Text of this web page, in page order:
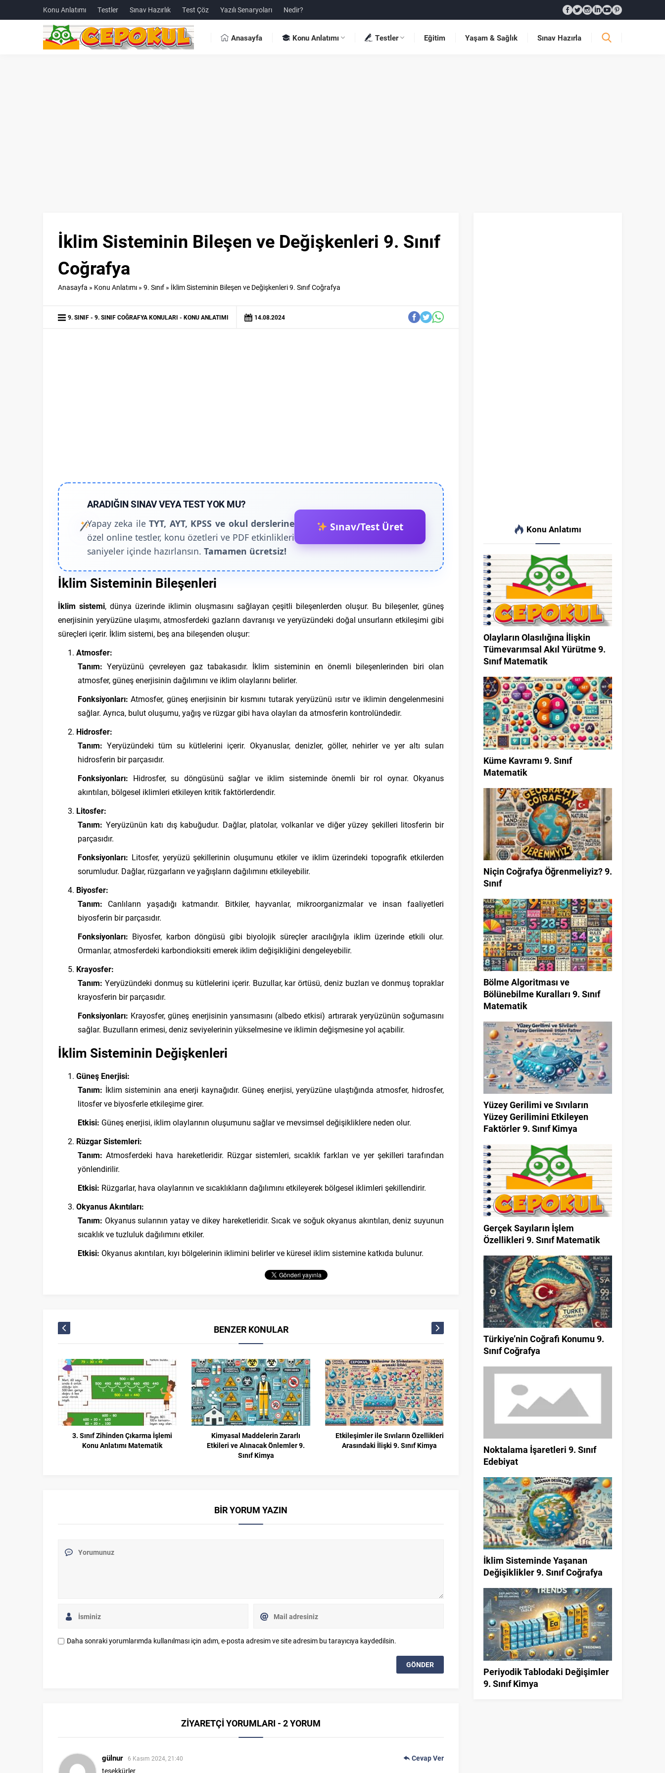
Konu Anlatımı Testler Sınav Hazırlık Test Çöz Yazılı Senaryoları Nedir?
Anasayfa Konu Anlatımı Testler Eğitim Yaşam & Sağlık Sınav Hazırla
İklim Sisteminin Bileşen ve Değişkenleri 9. Sınıf
Coğrafya
Anasayfa » Konu Anlatımı » 9. Sınıf » İklim Sisteminin Bileşen ve Değişkenleri 9. Sınıf Coğrafya
9. SINIF 9. SINIF COĞRAFYA KONULARI KONU ANLATIMI 14.08.2024
ARADIĞIN SINAV VEYA TEST YOK MU?
Yapay zeka ileTYT, AYT, KPSS ve okul derslerine
özel online testler, konu özetleri ve PDF etkinlikleri
saniyeler içinde hazırlansın. Tamamen ücretsiz!
Sınav/Test Üret
İklim Sisteminin Bileşenleri
İklim sistemi, dünya üzerinde iklimin oluşmasını sağlayan çeşitli bileşenlerden oluşur. Bu bileşenler, güneş
enerjisinin yeryüzüne ulaşımı, atmosferdeki gazların davranışı ve yeryüzündeki doğal unsurların etkileşimi gibi
süreçleri içerir. İklim sistemi, beş ana bileşenden oluşur:
Atmosfer:
Tanım: Yeryüzünü çevreleyen gaz tabakasıdır. İklim sisteminin en önemli bileşenlerinden biri olan
atmosfer, güneş enerjisinin dağılımını ve iklim olaylarını belirler.
Fonksiyonları: Atmosfer, güneş enerjisinin bir kısmını tutarak yeryüzünü ısıtır ve iklimin dengelenmesini
sağlar. Ayrıca, bulut oluşumu, yağış ve rüzgar gibi hava olayları da atmosferin kontrolündedir.
Hidrosfer:
Tanım: Yeryüzündeki tüm su kütlelerini içerir. Okyanuslar, denizler, göller, nehirler ve yer altı suları
hidrosferin bir parçasıdır.
Fonksiyonları: Hidrosfer, su döngüsünü sağlar ve iklim sisteminde önemli bir rol oynar. Okyanus
akıntıları, bölgesel iklimleri etkileyen kritik faktörlerdendir.
Litosfer:
Tanım: Yeryüzünün katı dış kabuğudur. Dağlar, platolar, volkanlar ve diğer yüzey şekilleri litosferin bir
parçasıdır.
Fonksiyonları: Litosfer, yeryüzü şekillerinin oluşumunu etkiler ve iklim üzerindeki topografik etkilerden
sorumludur. Dağlar, rüzgarların ve yağışların dağılımını etkileyebilir.
Biyosfer:
Tanım: Canlıların yaşadığı katmandır. Bitkiler, hayvanlar, mikroorganizmalar ve insan faaliyetleri
biyosferin bir parçasıdır.
Fonksiyonları: Biyosfer, karbon döngüsü gibi biyolojik süreçler aracılığıyla iklim üzerinde etkili olur.
Ormanlar, atmosferdeki karbondioksiti emerek iklim değişikliğini dengeleyebilir.
Krayosfer:
Tanım: Yeryüzündeki donmuş su kütlelerini içerir. Buzullar, kar örtüsü, deniz buzları ve donmuş topraklar
krayosferin bir parçasıdır.
Fonksiyonları: Krayosfer, güneş enerjisinin yansımasını (albedo etkisi) artırarak yeryüzünün soğumasını
sağlar. Buzulların erimesi, deniz seviyelerinin yükselmesine ve iklimin değişmesine yol açabilir.
İklim Sisteminin Değişkenleri
Güneş Enerjisi:
Tanım: İklim sisteminin ana enerji kaynağıdır. Güneş enerjisi, yeryüzüne ulaştığında atmosfer, hidrosfer,
litosfer ve biyosferle etkileşime girer.
Etkisi: Güneş enerjisi, iklim olaylarının oluşumunu sağlar ve mevsimsel değişikliklere neden olur.
Rüzgar Sistemleri:
Tanım: Atmosferdeki hava hareketleridir. Rüzgar sistemleri, sıcaklık farkları ve yer şekilleri tarafından
yönlendirilir.
Etkisi: Rüzgarlar, hava olaylarının ve sıcaklıkların dağılımını etkileyerek bölgesel iklimleri şekillendirir.
Okyanus Akıntıları:
Tanım: Okyanus sularının yatay ve dikey hareketleridir. Sıcak ve soğuk okyanus akıntıları, deniz suyunun
sıcaklık ve tuzluluk dağılımını etkiler.
Etkisi: Okyanus akıntıları, kıyı bölgelerinin iklimini belirler ve küresel iklim sistemine katkıda bulunur.
BENZER KONULAR
3. Sınıf Zihinden Çıkarma İşlemi
Konu Anlatımı Matematik
Kimyasal Maddelerin Zararlı
Etkileri ve Alınacak Önlemler 9.
Sınıf Kimya
Etkileşimler ile Sıvıların Özellikleri
Arasındaki İlişki 9. Sınıf Kimya
Bileşke Vektör 9. Sınıf Fizik
BİR YORUM YAZIN
Daha sonraki yorumlarımda kullanılması için adım, e-posta adresim ve site adresim bu tarayıcıya kaydedilsin.
ZİYARETÇİ YORUMLARI - 2 YORUM
gülnur 6 Kasım 2024, 21:40
teşekkürler
Cevap Ver
Konu Anlatımı
Olayların Olasılığına İlişkin
Tümevarımsal Akıl Yürütme 9.
Sınıf Matematik
Küme Kavramı 9. Sınıf
Matematik
Niçin Coğrafya Öğrenmeliyiz? 9.
Sınıf
Bölme Algoritması ve
Bölünebilme Kuralları 9. Sınıf
Matematik
Yüzey Gerilimi ve Sıvıların
Yüzey Gerilimini Etkileyen
Faktörler 9. Sınıf Kimya
Gerçek Sayıların İşlem
Özellikleri 9. Sınıf Matematik
Türkiye’nin Coğrafi Konumu 9.
Sınıf Coğrafya
Noktalama İşaretleri 9. Sınıf
Edebiyat
İklim Sisteminde Yaşanan
Değişiklikler 9. Sınıf Coğrafya
Periyodik Tablodaki Değişimler
9. Sınıf Kimya